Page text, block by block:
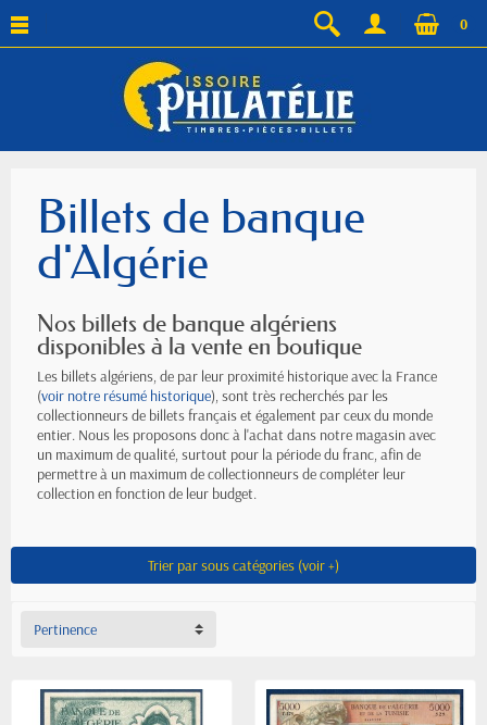
0
Billets de banque
d'Algérie
Nos billets de banque algériens
disponibles à la vente en boutique
Les billets algériens, de par leur proximité historique avec la France
(voir notre résumé historique), sont très recherchés par les
collectionneurs de billets français et également par ceux du monde
entier. Nous les proposons donc à l'achat dans notre magasin avec
un maximum de qualité, surtout pour la période du franc, afin de
permettre à un maximum de collectionneurs de compléter leur
collection en fonction de leur budget.
Trier par sous catégories (voir +)
Pertinence